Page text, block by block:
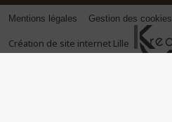
Mentions légales Gestion des cookies
Création de site internet Lille